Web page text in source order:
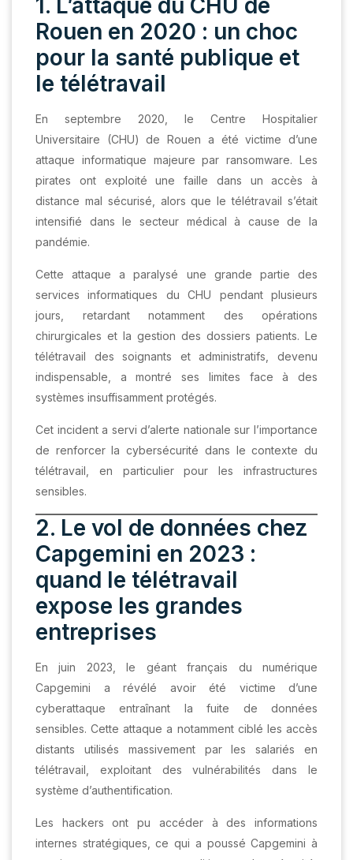
1. L’attaque du CHU de
Rouen en 2020 : un choc
pour la santé publique et
le télétravail
En septembre 2020, le Centre Hospitalier
Universitaire (CHU) de Rouen a été victime d’une
attaque informatique majeure par ransomware. Les
pirates ont exploité une faille dans un accès à
distance mal sécurisé, alors que le télétravail s’était
intensifié dans le secteur médical à cause de la
pandémie.
Cette attaque a paralysé une grande partie des
services informatiques du CHU pendant plusieurs
jours, retardant notamment des opérations
chirurgicales et la gestion des dossiers patients. Le
télétravail des soignants et administratifs, devenu
indispensable, a montré ses limites face à des
systèmes insuffisamment protégés.
Cet incident a servi d’alerte nationale sur l’importance
de renforcer la cybersécurité dans le contexte du
télétravail, en particulier pour les infrastructures
sensibles.
2. Le vol de données chez
Capgemini en 2023 :
quand le télétravail
expose les grandes
entreprises
En juin 2023, le géant français du numérique
Capgemini a révélé avoir été victime d’une
cyberattaque entraînant la fuite de données
sensibles. Cette attaque a notamment ciblé les accès
distants utilisés massivement par les salariés en
télétravail, exploitant des vulnérabilités dans le
système d’authentification.
Les hackers ont pu accéder à des informations
internes stratégiques, ce qui a poussé Capgemini à